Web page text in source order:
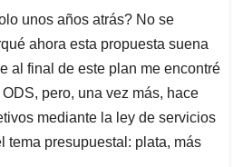
unos años atrás? No se
ahora esta propuesta suena
al final de este plan me encontré
pero, una vez más, hace
mediante la ley de servicios
tema presupuestal: plata, más